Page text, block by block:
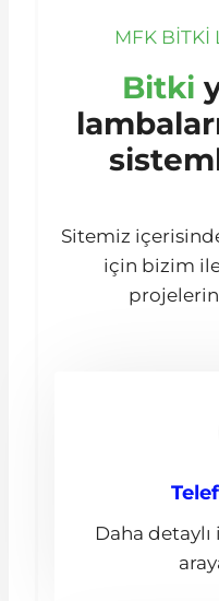
MFK BITKI
Bitki
Sitemiz
için bizim
Daha